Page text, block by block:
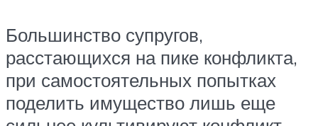
Большинство супругов,
расстающихся на пике конфликта,
при самостоятельных попытках
поделить имущество лишь еще